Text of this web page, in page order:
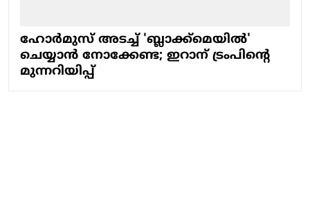
ഹോർമുസ് അടച്ച് 'ബ്ലാക്ക്മെയിൽ'
ചെയ്യാൻ നോക്കേണ്ട; ഇറാന് ട്രംപിന്റെ
മുന്നറിയിപ്പ്